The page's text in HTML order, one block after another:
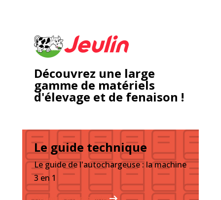
Découvrez une large
gamme de matériels
d'élevage et de fenaison !
Le guide technique
Le guide de l'autochargeuse : la machine
3 en 1